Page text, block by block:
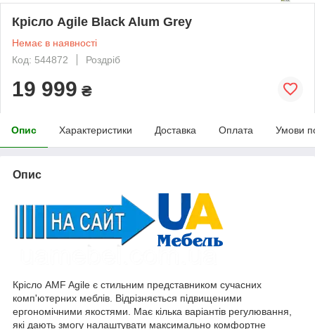
Крісло Agile Black Alum Grey
Немає в наявності
Код: 544872
Роздріб
19 999 ₴
Опис Характеристики Доставка Оплата Умови
Опис
Крісло AMF Agilе є стильним представником сучасних
комп'ютерних меблів. Відрізняється підвищеними
ергономічними якостями. Має кілька варіантів регулювання,
які дають змогу налаштувати максимально комфортне